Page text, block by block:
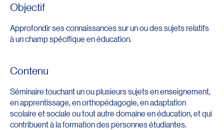
Objectif
Approfondir ses connaissances sur un ou des sujets relatifs
à un champ spécifique en éducation.
Contenu
Séminaire touchant un ou plusieurs sujets en enseignement,
en apprentissage, en orthopédagogie, en adaptation
scolaire et sociale ou tout autre domaine en éducation, et qui
contribuent à la formation des personnes étudiantes.